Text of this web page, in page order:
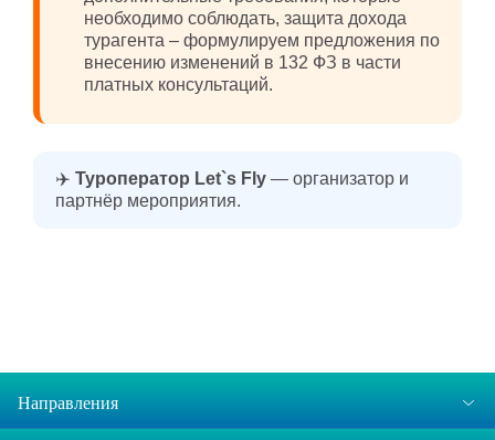
необходимо соблюдать, защита дохода
турагента – формулируем предложения по
внесению изменений в 132 ФЗ в части
платных консультаций.
✈️ Туроператор Let`s Fly — организатор и
партнёр мероприятия.
Направления